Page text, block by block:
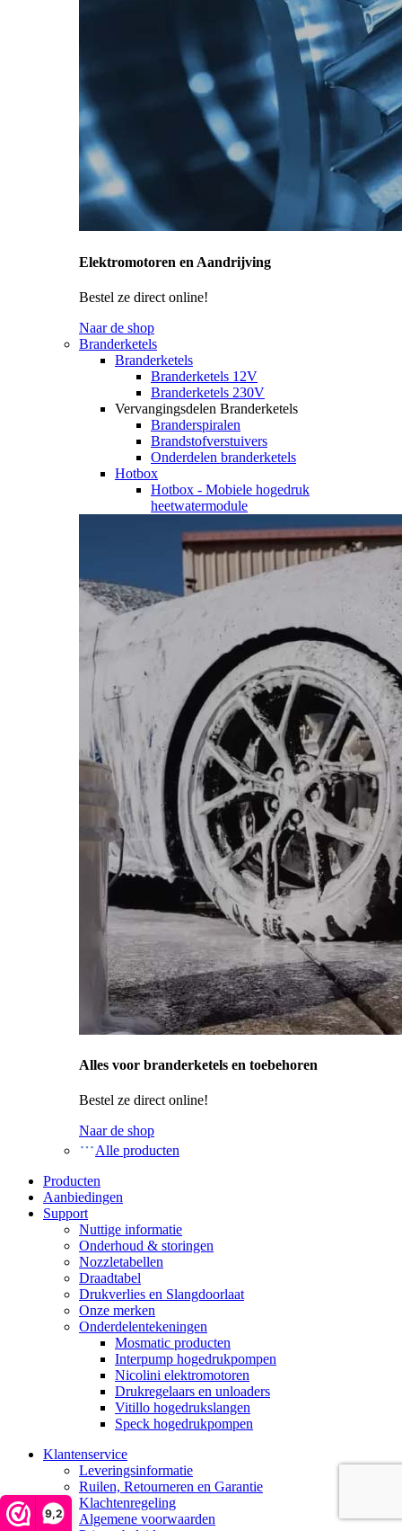
9,2
Elektromotoren en Aandrijving
Bestel ze direct online!
Naar de shop
Branderketels
Branderketels
Branderketels 12V
Branderketels 230V
Vervangingsdelen Branderketels
Branderspiralen
Brandstofverstuivers
Onderdelen branderketels
Hotbox
Hotbox - Mobiele hogedruk
heetwatermodule
Alles voor branderketels en toebehoren
Bestel ze direct online!
Naar de shop
Alle producten
Producten
Aanbiedingen
Support
Nuttige informatie
Onderhoud & storingen
Nozzletabellen
Draadtabel
Drukverlies en Slangdoorlaat
Onze merken
Onderdelentekeningen
Mosmatic producten
Interpump hogedrukpompen
Nicolini elektromotoren
Drukregelaars en unloaders
Vitillo hogedrukslangen
Speck hogedrukpompen
Klantenservice
Leveringsinformatie
Ruilen, Retourneren en Garantie
Klachtenregeling
Algemene voorwaarden